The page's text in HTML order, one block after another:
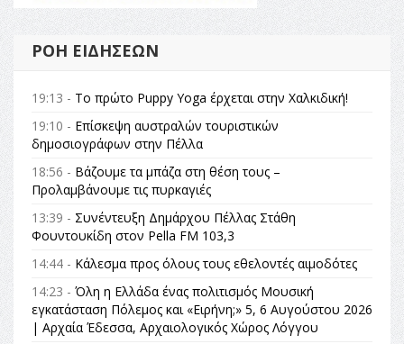
ΡΟΉ ΕΙΔΉΣΕΩΝ
19:13 - Το πρώτο Puppy Yoga έρχεται στην Χαλκιδική!
19:10 - Επίσκεψη αυστραλών τουριστικών
δημοσιογράφων στην Πέλλα
18:56 - Βάζουμε τα μπάζα στη θέση τους –
Προλαμβάνουμε τις πυρκαγιές
13:39 - Συνέντευξη Δημάρχου Πέλλας Στάθη
Φουντουκίδη στον Pella FM 103,3
14:44 - Κάλεσμα προς όλους τους εθελοντές αιμοδότες
14:23 - Όλη η Ελλάδα ένας πολιτισμός Μουσική
εγκατάσταση Πόλεμος και «Ειρήνη;» 5, 6 Αυγούστου 2026
| Αρχαία Έδεσσα, Αρχαιολογικός Χώρος Λόγγου